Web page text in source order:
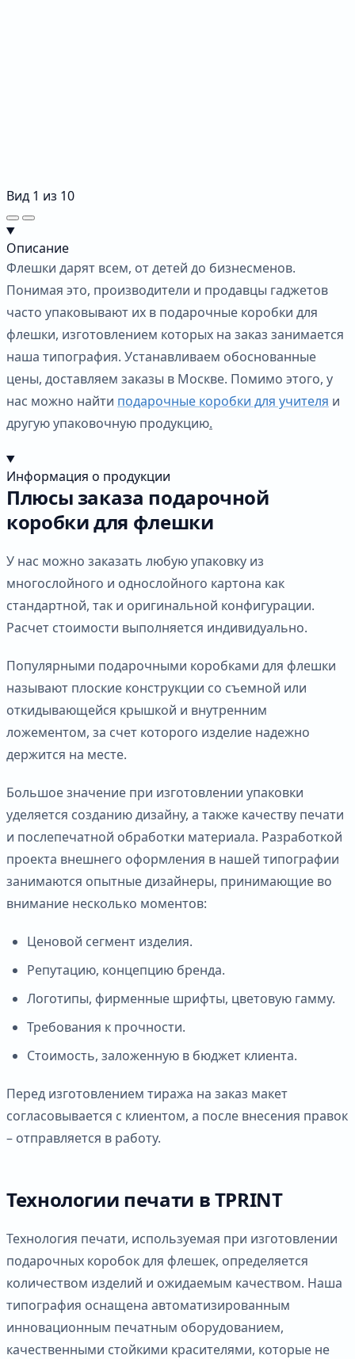
Вид 1 из 10
Описание
Флешки дарят всем, от детей до бизнесменов.
Понимая это, производители и продавцы гаджетов
часто упаковывают их в подарочные коробки для
флешки, изготовлением которых на заказ занимается
наша типография. Устанавливаем обоснованные
цены, доставляем заказы в Москве. Помимо этого, у
нас можно найти подарочные коробки для учителя и
другую упаковочную продукцию.
Информация о продукции
Плюсы заказа подарочной
коробки для флешки
У нас можно заказать любую упаковку из
многослойного и однослойного картона как
стандартной, так и оригинальной конфигурации.
Расчет стоимости выполняется индивидуально.
Популярными подарочными коробками для флешки
называют плоские конструкции со съемной или
откидывающейся крышкой и внутренним
ложементом, за счет которого изделие надежно
держится на месте.
Большое значение при изготовлении упаковки
уделяется созданию дизайну, а также качеству печати
и послепечатной обработки материала. Разработкой
проекта внешнего оформления в нашей типографии
занимаются опытные дизайнеры, принимающие во
внимание несколько моментов:
Ценовой сегмент изделия.
Репутацию, концепцию бренда.
Логотипы, фирменные шрифты, цветовую гамму.
Требования к прочности.
Стоимость, заложенную в бюджет клиента.
Перед изготовлением тиража на заказ макет
согласовывается с клиентом, а после внесения правок
– отправляется в работу.
Технологии печати в TPRINT
Технология печати, используемая при изготовлении
подарочных коробок для флешек, определяется
количеством изделий и ожидаемым качеством. Наша
типография оснащена автоматизированным
инновационным печатным оборудованием,
качественными стойкими красителями, которые не